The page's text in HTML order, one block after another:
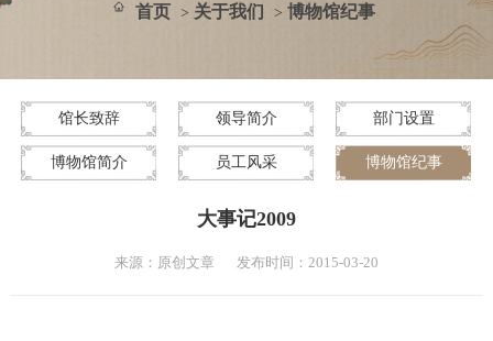
首页 > 关于我们 > 博物馆纪事
馆长致辞 领导简介 部门设置
博物馆简介 员工风采 博物馆纪事
大事记2009
来源：原创文章 发布时间：2015-03-20